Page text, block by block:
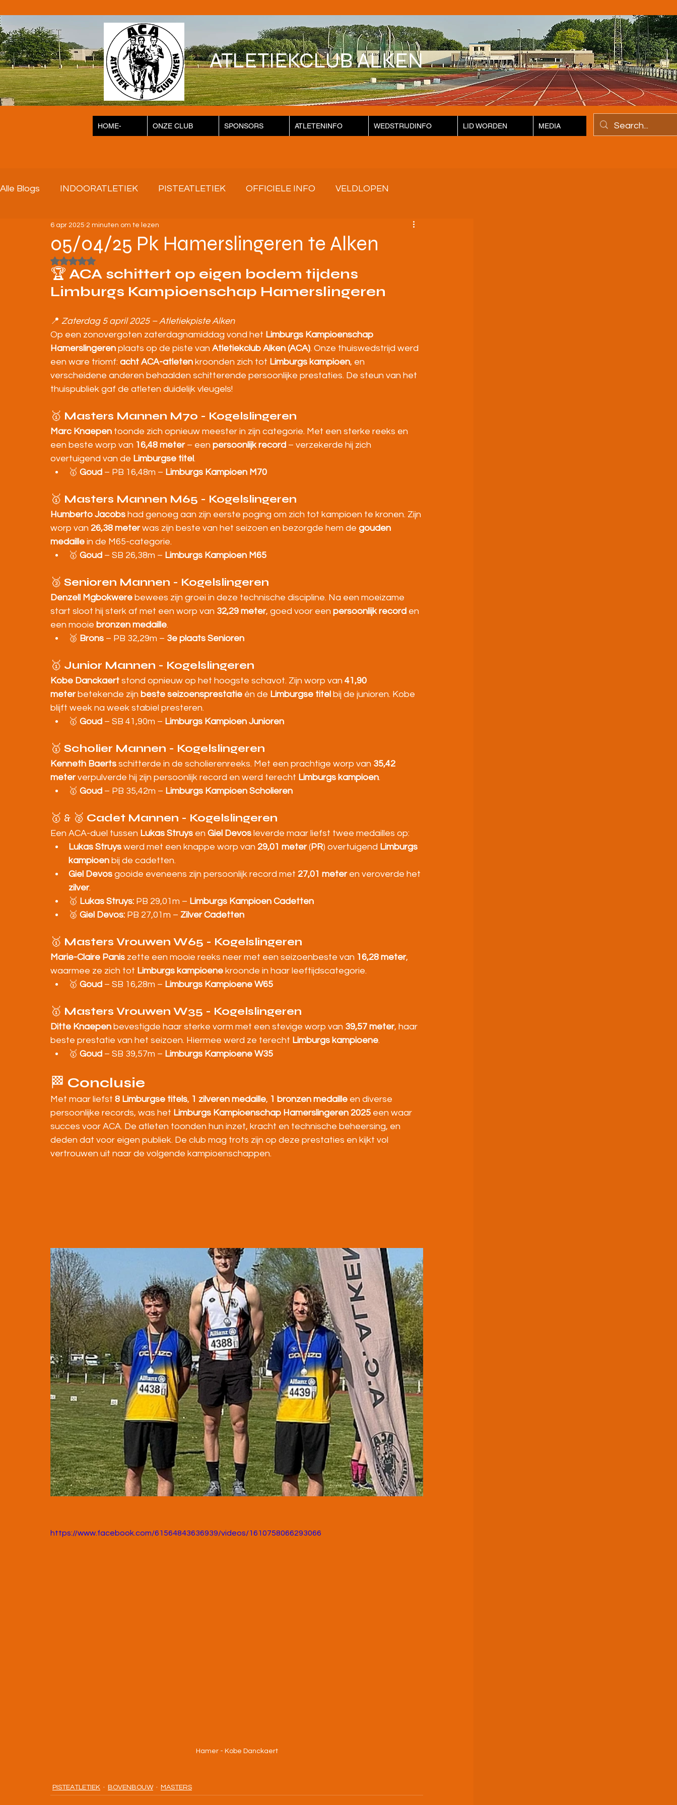
ATLETIEKCLUB ALKEN
HOME- ONZE CLUB SPONSORS ATLETENINFO WEDSTRIJDINFO LID WORDEN MEDIA
Alle Blogs INDOORATLETIEK PISTEATLETIEK OFFICIELE INFO VELDLOPEN
STRATENLOPEN JEUGD/ONDERBOUW
KAMPIOENSCHAPPEN
05/04/25 Pk Hamerslingeren te Alken
6 apr 2025 2 minuten om te lezen
Beoordeeld met NaN uit 5 sterren.
🏆 ACA schittert op eigen bodem tijdens
Limburgs Kampioenschap Hamerslingeren
📍 Zaterdag 5 april 2025 – Atletiekpiste Alken
Op een zonovergoten zaterdagnamiddag vond het Limburgs Kampioenschap
Hamerslingeren plaats op de piste van Atletiekclub Alken (ACA). Onze thuiswedstrijd werd
een ware triomf: acht ACA-atleten kroonden zich tot Limburgs kampioen, en
verscheidene anderen behaalden schitterende persoonlijke prestaties. De steun van het
thuispubliek gaf de atleten duidelijk vleugels!
🥇 Masters Mannen M70 - Kogelslingeren
Marc Knaepen toonde zich opnieuw meester in zijn categorie. Met een sterke reeks en
een beste worp van 16,48 meter – een persoonlijk record – verzekerde hij zich
overtuigend van de Limburgse titel.
🥇 Goud – PB 16,48m – Limburgs Kampioen M70
🥇 Masters Mannen M65 - Kogelslingeren
Humberto Jacobs had genoeg aan zijn eerste poging om zich tot kampioen te kronen. Zijn
worp van 26,38 meter was zijn beste van het seizoen en bezorgde hem de gouden
medaille in de M65-categorie.
🥇 Goud – SB 26,38m – Limburgs Kampioen M65
🥉 Senioren Mannen - Kogelslingeren
Denzell Mgbokwere bewees zijn groei in deze technische discipline. Na een moeizame
start sloot hij sterk af met een worp van 32,29 meter, goed voor een persoonlijk record en
een mooie bronzen medaille.
🥉 Brons – PB 32,29m – 3e plaats Senioren
🥇 Junior Mannen - Kogelslingeren
Kobe Danckaert stond opnieuw op het hoogste schavot. Zijn worp van 41,90
meter betekende zijn beste seizoensprestatie én de Limburgse titel bij de junioren. Kobe
blijft week na week stabiel presteren.
🥇 Goud – SB 41,90m – Limburgs Kampioen Junioren
🥇 Scholier Mannen - Kogelslingeren
Kenneth Baerts schitterde in de scholierenreeks. Met een prachtige worp van 35,42
meter verpulverde hij zijn persoonlijk record en werd terecht Limburgs kampioen.
🥇 Goud – PB 35,42m – Limburgs Kampioen Scholieren
🥇 & 🥈 Cadet Mannen - Kogelslingeren
Een ACA-duel tussen Lukas Struys en Giel Devos leverde maar liefst twee medailles op:
Lukas Struys werd met een knappe worp van 29,01 meter (PR) overtuigend Limburgs
kampioen bij de cadetten.
Giel Devos gooide eveneens zijn persoonlijk record met 27,01 meter en veroverde het
zilver.
🥇 Lukas Struys: PB 29,01m – Limburgs Kampioen Cadetten
🥈 Giel Devos: PB 27,01m – Zilver Cadetten
🥇 Masters Vrouwen W65 - Kogelslingeren
Marie-Claire Panis zette een mooie reeks neer met een seizoenbeste van 16,28 meter,
waarmee ze zich tot Limburgs kampioene kroonde in haar leeftijdscategorie.
🥇 Goud – SB 16,28m – Limburgs Kampioene W65
🥇 Masters Vrouwen W35 - Kogelslingeren
Ditte Knaepen bevestigde haar sterke vorm met een stevige worp van 39,57 meter, haar
beste prestatie van het seizoen. Hiermee werd ze terecht Limburgs kampioene.
🥇 Goud – SB 39,57m – Limburgs Kampioene W35
🏁 Conclusie
Met maar liefst 8 Limburgse titels, 1 zilveren medaille, 1 bronzen medaille en diverse
persoonlijke records, was het Limburgs Kampioenschap Hamerslingeren 2025 een waar
succes voor ACA. De atleten toonden hun inzet, kracht en technische beheersing, en
deden dat voor eigen publiek. De club mag trots zijn op deze prestaties en kijkt vol
vertrouwen uit naar de volgende kampioenschappen.
https://www.facebook.com/61564843636939/videos/1610758066293066
Hamer - Kobe Danckaert
PISTEATLETIEK BOVENBOUW MASTERS